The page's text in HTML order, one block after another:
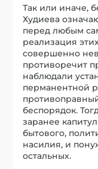
Так или иначе,
Худиева
перед любым
реализация
совершенно
противоречит
наблюдали
перманентной
беспорядок.
заранее
бытового,
насилия, и
остальных.